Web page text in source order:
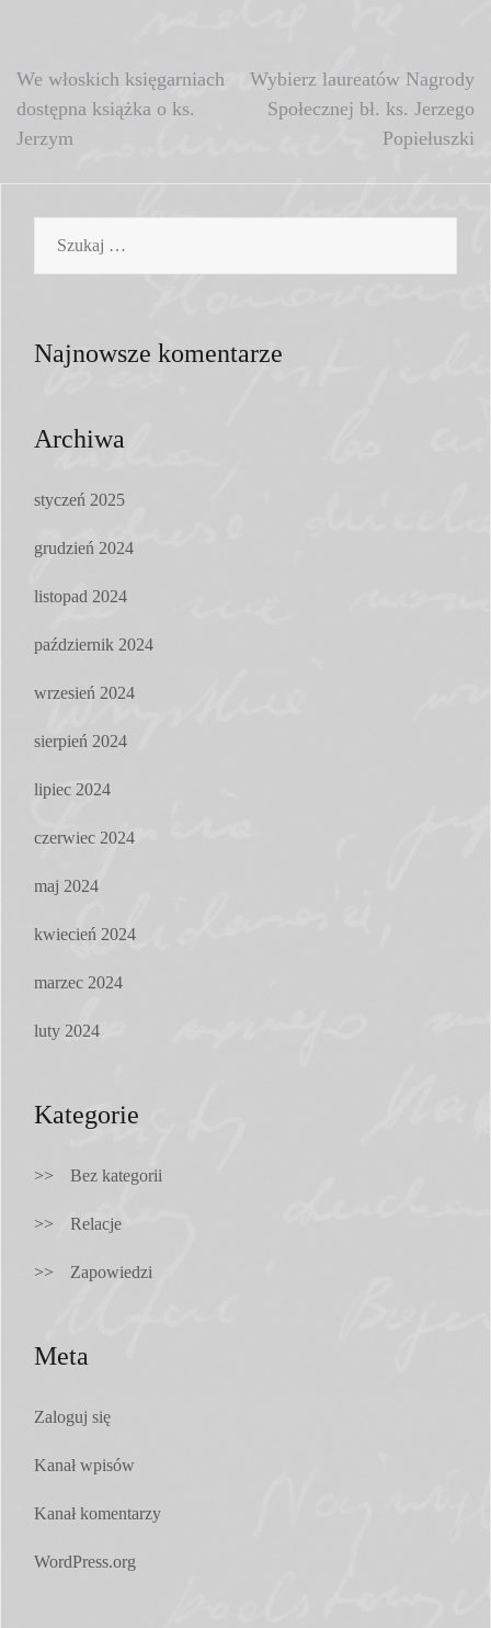
Nawigacja
wpisu
We włoskich księgarniach
dostępna książka o ks.
Jerzym
Wybierz laureatów Nagrody
Społecznej bł. ks. Jerzego
Popiełuszki
Najnowsze komentarze
Archiwa
styczeń 2025
grudzień 2024
listopad 2024
październik 2024
wrzesień 2024
sierpień 2024
lipiec 2024
czerwiec 2024
maj 2024
kwiecień 2024
marzec 2024
luty 2024
Kategorie
Bez kategorii
Relacje
Zapowiedzi
Meta
Zaloguj się
Kanał wpisów
Kanał komentarzy
WordPress.org